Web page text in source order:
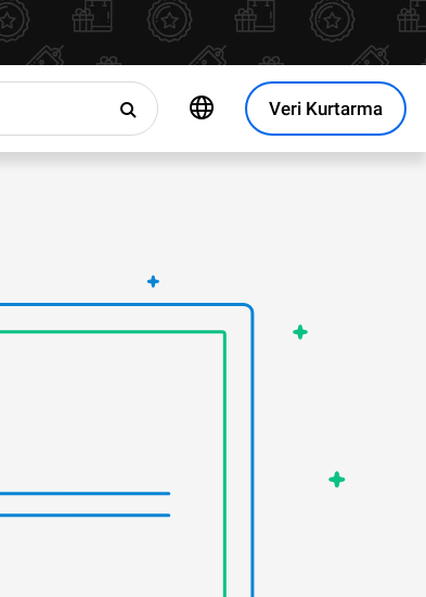
Veri Kurtarma